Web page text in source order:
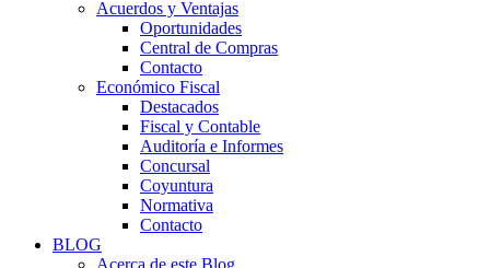
Acuerdos y Ventajas
Oportunidades
Central de Compras
Contacto
Económico Fiscal
Destacados
Fiscal y Contable
Auditoría e Informes
Concursal
Coyuntura
Normativa
Contacto
BLOG
Acerca de este Blog